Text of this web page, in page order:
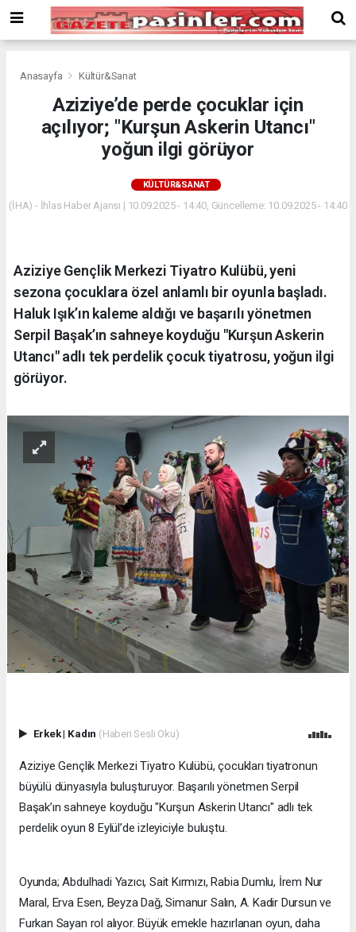
Bonusu
Veren
deneme
Yeni
Anasayfa Kültür&Sanat
Aziziye’de perde çocuklar için
açılıyor; "Kurşun Askerin Utancı"
yoğun ilgi görüyor
KÜLTÜR&SANAT
(İHA) - İhlas Haber Ajansı | 10.09.2025 - 14:40, Güncelleme: 10.09.2025 - 14:40
Aziziye Gençlik Merkezi Tiyatro Kulübü, yeni
sezona çocuklara özel anlamlı bir oyunla başladı.
Haluk Işık’ın kaleme aldığı ve başarılı yönetmen
Serpil Başak’ın sahneye koyduğu "Kurşun Askerin
Utancı" adlı tek perdelik çocuk tiyatrosu, yoğun ilgi
görüyor.
Erkek| Kadın (Haberi Sesli Oku)
Aziziye Gençlik Merkezi Tiyatro Kulübü, çocukları tiyatronun
büyülü dünyasıyla buluşturuyor. Başarılı yönetmen Serpil
Başak’ın sahneye koyduğu "Kurşun Askerin Utancı" adlı tek
perdelik oyun 8 Eylül’de izleyiciyle buluştu.
Oyunda; Abdulhadi Yazıcı, Sait Kırmızı, Rabia Dumlu, İrem Nur
Maral, Erva Esen, Beyza Dağ, Simanur Salın, A. Kadir Dursun ve
Furkan Sayan rol alıyor. Büyük emekle hazırlanan oyun, daha